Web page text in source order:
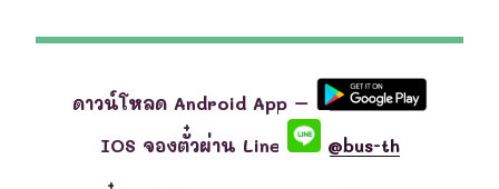
ดาวน์โหลด Android App –
IOS จองตั๋วผ่าน Line
@bus-th